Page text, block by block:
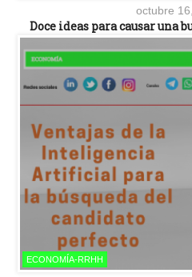
octubre
Doce ideas para causar
ECONOMÍA-RRHH